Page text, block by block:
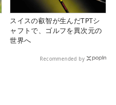
スイスの叡智が生んだTPTシ
ャフトで、ゴルフを異次元の
世界へ
Recommended by